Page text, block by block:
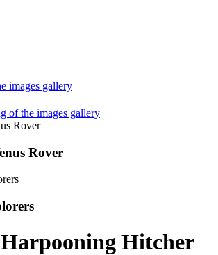
images gallery
of the images gallery
Rover
Hitcher